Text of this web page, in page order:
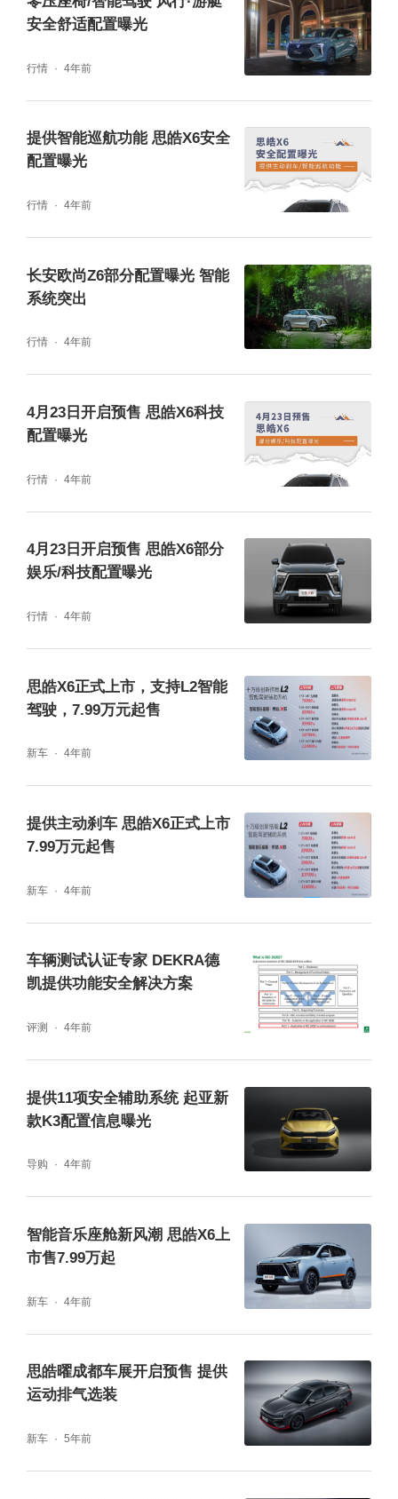
除此之外，该车还具备语音形象和私人语音定
制功能，可生成具有与真人高度相似3D虚拟形
根据用户声音提取对应声音特征进行声纹注
册、声纹登录账号。
安全配置方面，思皓X6提供全速域自适应巡航
（ACC）、主动刹车(AEB)、车道偏离预警(L
还可以通过车道偏离摄像头监测车辆前方目标
车辆距离和速度，监测车辆前方横向移动行人
目标以避免或减轻碰撞伤害。
动力方面，思皓X6搭载最大功率110kW的1.5
T发动机，匹配6速湿式双离合或6速手动变速
箱组合。底盘方面，新车采用前麦弗逊、后多
连杆式独立悬架。
安全舒适配置曝光
行情 4年前
提供智能巡航功能 思皓X6安全
配置曝光
行情 4年前
长安欧尚Z6部分配置曝光 智能
系统突出
行情 4年前
4月23日开启预售 思皓X6科技
配置曝光
行情 4年前
4月23日开启预售 思皓X6部分
娱乐/科技配置曝光
行情 4年前
思皓X6正式上市，支持L2智能
驾驶，7.99万元起售
新车 4年前
提供主动刹车 思皓X6正式上市
7.99万元起售
新车 4年前
车辆测试认证专家 DEKRA德
凯提供功能安全解决方案
评测 4年前
提供11项安全辅助系统 起亚新
款K3配置信息曝光
导购 4年前
智能音乐座舱新风潮 思皓X6上
市售7.99万起
新车 4年前
思皓曜成都车展开启预售 提供
运动排气选装
新车 5年前